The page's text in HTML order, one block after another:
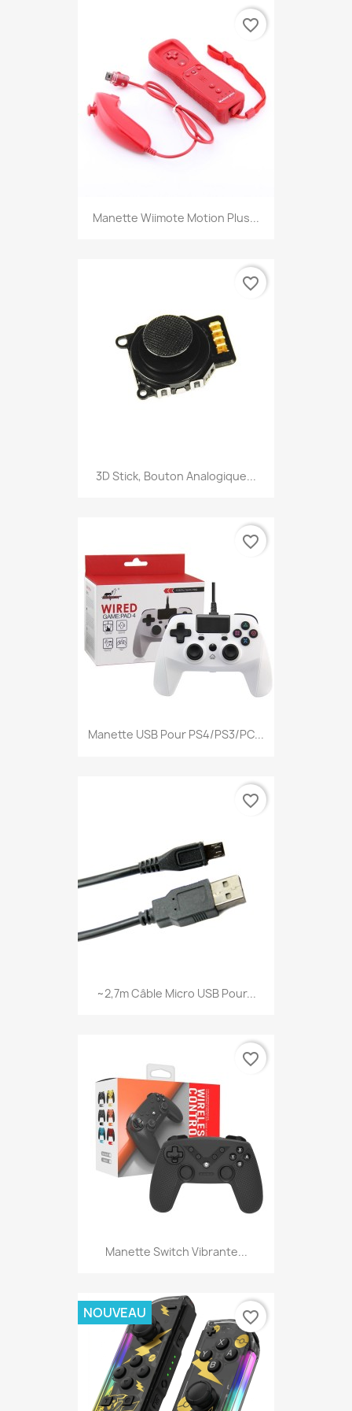
Manette Wiimote Motion Plus...
favorite_border
3D Stick, Bouton Analogique...
favorite_border
Manette USB Pour PS4/PS3/PC...
favorite_border
~2,7m Câble Micro USB Pour...
favorite_border
Manette Switch Vibrante...
favorite_border
NOUVEAU favorite_border